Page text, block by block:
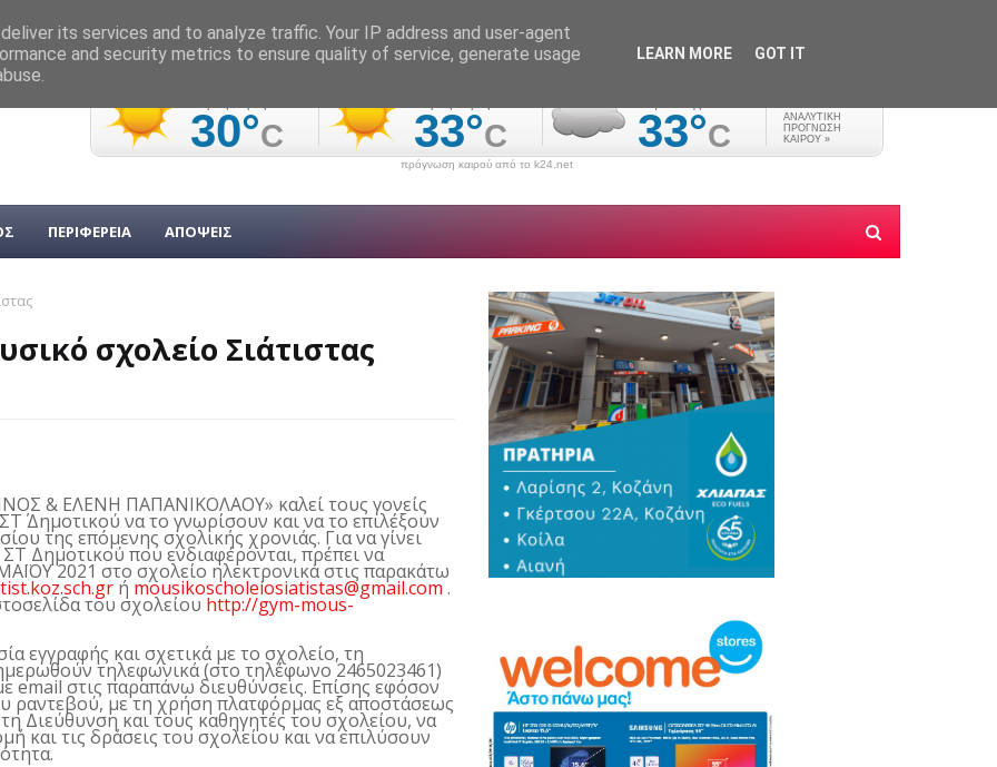
πρόγνωση καιρού από το k24.net
ΠΕΡΙΦΕΡΕΙΑ ΑΠΟΨΕΙΣ
σχολείο Σιάτιστας
& ΕΛΕΝΗ ΠΑΠΑΝΙΚΟΛΑΟΥ» καλεί τους γονείς
Δημοτικού να το γνωρίσουν και να το επιλέξουν
της επόμενης σχολικής χρονιάς. Για να γίνει
Δημοτικού που ενδιαφέρονται, πρέπει να
2021 στο σχολείο ηλεκτρονικά στις παρακάτω
.koz.sch.gr ή mousikoscholeiosiatistas@gmail.com .
του σχολείου http://gym-mous-
εγγραφής και σχετικά με το σχολείο, τη
τηλεφωνικά (στο τηλέφωνο 2465023461)
email στις παραπάνω διευθύνσεις. Επίσης εφόσον
ραντεβού, με τη χρήση πλατφόρμας εξ αποστάσεως
Διεύθυνση και τους καθηγητές του σχολείου, να
και τις δράσεις του σχολείου και να επιλύσουν
its services and to analyze traffic. Your IP address and user-agent
and security metrics to ensure quality of service, generate usage
LEARN MORE GOT IT